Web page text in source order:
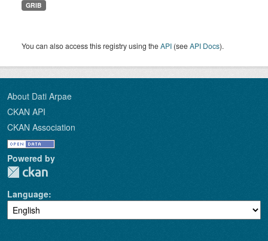
GRIB
You can also access this registry using theAPI (seeAPI Docs).
About Dati Arpae
CKAN API
CKAN Association
Powered by
Language